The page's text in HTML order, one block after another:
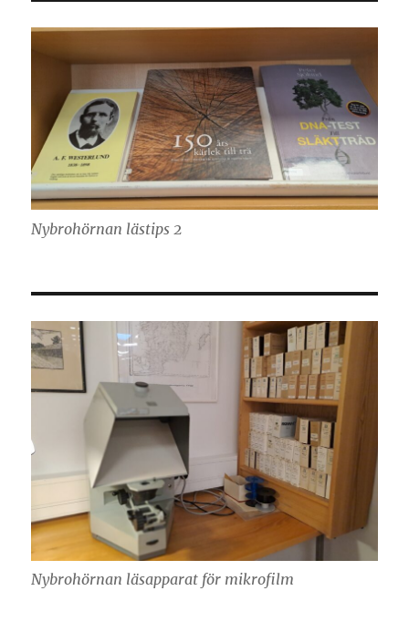
Nybrohörnan lästips 2
Nybrohörnan läsapparat för mikrofilm